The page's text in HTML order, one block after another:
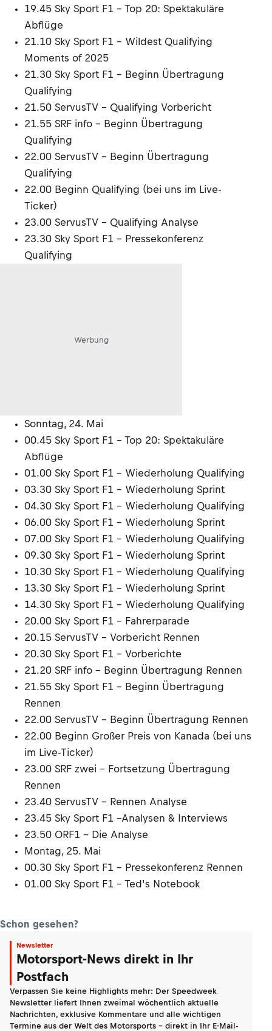
19.45 Sky Sport F1 – Top 20: Spektakuläre
Abflüge
21.10 Sky Sport F1 – Wildest Qualifying
Moments of 2025
21.30 Sky Sport F1 – Beginn Übertragung
Qualifying
21.50 ServusTV – Qualifying Vorbericht
21.55 SRF info – Beginn Übertragung
Qualifying
22.00 ServusTV – Beginn Übertragung
Qualifying
22.00 Beginn Qualifying (bei uns im Live-
Ticker)
23.00 ServusTV – Qualifying Analyse
23.30 Sky Sport F1 – Pressekonferenz
Qualifying
Werbung
Sonntag, 24. Mai
00.45 Sky Sport F1 – Top 20: Spektakuläre
Abflüge
01.00 Sky Sport F1 – Wiederholung Qualifying
03.30 Sky Sport F1 – Wiederholung Sprint
04.30 Sky Sport F1 – Wiederholung Qualifying
06.00 Sky Sport F1 – Wiederholung Sprint
07.00 Sky Sport F1 – Wiederholung Qualifying
09.30 Sky Sport F1 – Wiederholung Sprint
10.30 Sky Sport F1 – Wiederholung Qualifying
13.30 Sky Sport F1 – Wiederholung Sprint
14.30 Sky Sport F1 – Wiederholung Qualifying
20.00 Sky Sport F1 – Fahrerparade
20.15 ServusTV – Vorbericht Rennen
20.30 Sky Sport F1 – Vorberichte
21.20 SRF info – Beginn Übertragung Rennen
21.55 Sky Sport F1 – Beginn Übertragung
Rennen
22.00 ServusTV – Beginn Übertragung Rennen
22.00 Beginn Großer Preis von Kanada (bei uns
im Live-Ticker)
23.00 SRF zwei – Fortsetzung Übertragung
Rennen
23.40 ServusTV – Rennen Analyse
23.45 Sky Sport F1 –Analysen & Interviews
23.50 ORF1 – Die Analyse
Montag, 25. Mai
00.30 Sky Sport F1 – Pressekonferenz Rennen
01.00 Sky Sport F1 – Ted’s Notebook
Schon gesehen?
Newsletter
Motorsport-News direkt in Ihr
Postfach
Verpassen Sie keine Highlights mehr: Der Speedweek
Newsletter liefert Ihnen zweimal wöchentlich aktuelle
Nachrichten, exklusive Kommentare und alle wichtigen
Termine aus der Welt des Motorsports - direkt in Ihr E-Mail-